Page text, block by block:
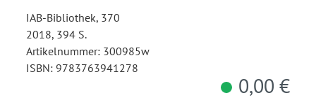
IAB-Bibliothek, 370
2018, 394 S.
Artikelnummer: 300985w
ISBN: 9783763941278
0,00 €